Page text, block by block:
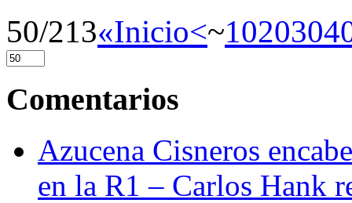
50/213«Inicio<~102030
Comentarios
Azucena Cisneros
en la R1 – Carlos Hank